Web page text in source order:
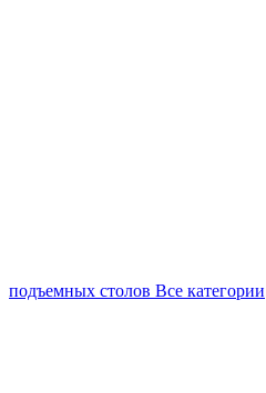
подъемных столов Все категории